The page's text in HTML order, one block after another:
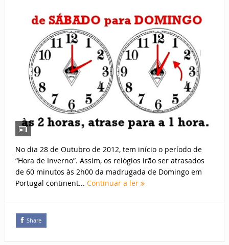
No dia 28 de Outubro de 2012, tem início o período de
“Hora de Inverno”. Assim, os relógios irão ser atrasados
de 60 minutos às 2h00 da madrugada de Domingo em
Portugal continent... Continuar a ler
Share